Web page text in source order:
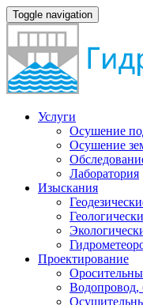
Toggle navigation
Услуги
Осушение
Осушение
Лаборатория
Изыскания
Проектирование
Водопровод,